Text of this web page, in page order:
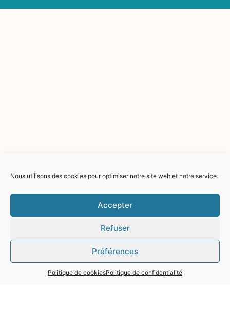
Nous utilisons des cookies pour optimiser notre site web et notre service.
Accepter
Refuser
Préférences
Politique de cookiesPolitique de confidentialité